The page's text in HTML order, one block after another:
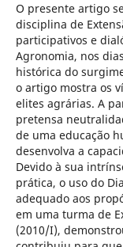
O presente artigo
disciplina de
participativos e
Agronomia, nos
histórica do
o artigo mostra os
elites agrárias. A
pretensa
de uma educação
desenvolva a
Devido à sua
prática, o uso do
adequado aos
em uma turma de
(2010/I),